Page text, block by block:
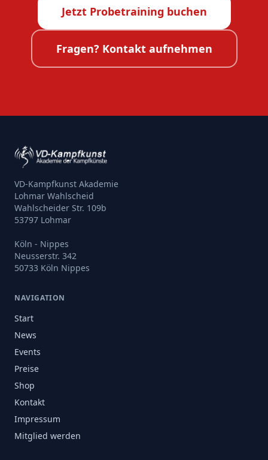
Jetzt Probetraining buchen
Fragen? Kontakt aufnehmen
VD-Kampfkunst Akademie
Lohmar Wahlscheid
Wahlscheider Str. 109b
53797 Lohmar
Köln - Nippes
Neusserstr. 342
50733 Köln Nippes
NAVIGATION
Start
News
Events
Preise
Shop
Kontakt
Impressum
Mitglied werden